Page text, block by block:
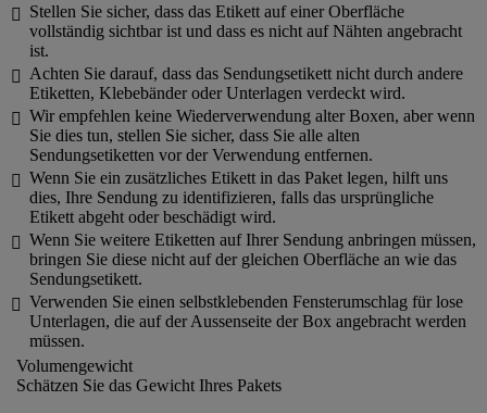

Stellen Sie sicher, dass das Etikett auf einer Oberfläche
vollständig sichtbar ist und dass es nicht auf Nähten angebracht
ist.

Achten Sie darauf, dass das Sendungsetikett nicht durch andere
Etiketten, Klebebänder oder Unterlagen verdeckt wird.
 Wir empfehlen keine Wiederverwendung alter Boxen, aber wenn
Sie dies tun, stellen Sie sicher, dass Sie alle alten
Sendungsetiketten vor der Verwendung entfernen.
 Wenn Sie ein zusätzliches Etikett in das Paket legen, hilft uns
dies, Ihre Sendung zu identifizieren, falls das ursprüngliche
Etikett abgeht oder beschädigt wird.
 Wenn Sie weitere Etiketten auf Ihrer Sendung anbringen müssen,
bringen Sie diese nicht auf der gleichen Oberfläche an wie das
Sendungsetikett.
 Verwenden Sie einen selbstklebenden Fensterumschlag für lose
Unterlagen, die auf der Aussenseite der Box angebracht werden
müssen.
Volumengewicht
Schätzen Sie das Gewicht Ihres Pakets